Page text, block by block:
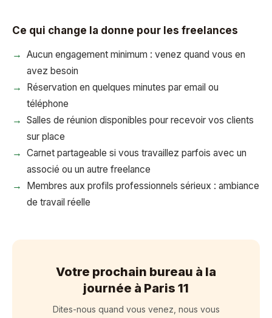
Ce qui change la donne pour les freelances
Aucun engagement minimum : venez quand vous en
avez besoin
Réservation en quelques minutes par email ou
téléphone
Salles de réunion disponibles pour recevoir vos clients
sur place
Carnet partageable si vous travaillez parfois avec un
associé ou un autre freelance
Membres aux profils professionnels sérieux : ambiance
de travail réelle
Votre prochain bureau à la
journée à Paris 11
Dites-nous quand vous venez, nous vous